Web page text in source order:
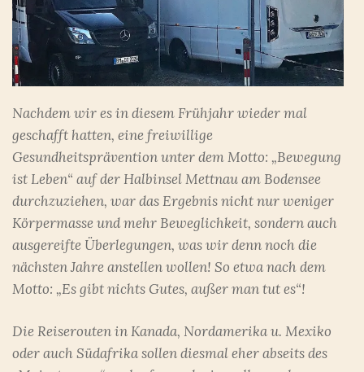
Nachdem wir es in diesem Frühjahr wieder mal
geschafft hatten, eine freiwillige
Gesundheitsprävention unter dem Motto: „Bewegung
ist Leben“ auf der Halbinsel Mettnau am Bodensee
durchzuziehen, war das Ergebnis nicht nur weniger
Körpermasse und mehr Beweglichkeit, sondern auch
ausgereifte Überlegungen, was wir denn noch die
nächsten Jahre anstellen wollen! So etwa nach dem
Motto: „Es gibt nichts Gutes, außer man tut es“!
Die Reiserouten in Kanada, Nordamerika u. Mexiko
oder auch Südafrika sollen diesmal eher abseits des